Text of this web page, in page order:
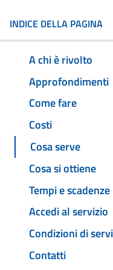
INDICE DELLA PAGINA
A chi è rivolto
Approfondimenti
Come fare
Costi
Cosa serve
Cosa si ottiene
Tempi e scadenze
Accedi al servizio
Condizioni di
Contatti